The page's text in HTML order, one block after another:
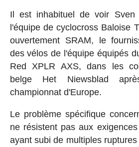
Il est inhabituel de voir Sven
l'équipe de cyclocross Baloise
ouvertement SRAM, le
des vélos de l'équipe équipés
Red XPLR AXS, dans les
belge Het Niewsblad
championnat d'Europe.
Le problème spécifique
ne résistent pas aux
ayant subi de multiples